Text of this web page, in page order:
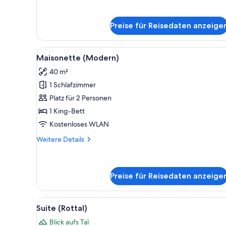
Preise für Reisedaten
Alle
Fotos
für
Maisonette
(Modern)
anzeigen
Ein modernes Interieur mit
5
Maisonette (Modern)
40 m²
1 Schlafzimmer
Platz für 2 Personen
1 King-Bett
Kostenloses WLAN
Weitere Details
Weitere
Preise für Reisedaten
Alle
Fotos
Eine Holzhütte mit Treppe,
5
Suite (Rottal)
Blick aufs Tal